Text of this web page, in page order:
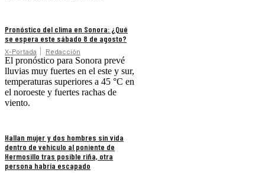
Pronóstico del clima en Sonora: ¿Qué
se espera este sábado 8 de agosto?
X-Portada Redacción
El pronóstico para Sonora prevé
lluvias muy fuertes en el este y sur,
temperaturas superiores a 45 °C en
el noroeste y fuertes rachas de
viento.
Hallan mujer y dos hombres sin vida
dentro de vehículo al poniente de
Hermosillo tras posible riña, otra
persona habría escapado